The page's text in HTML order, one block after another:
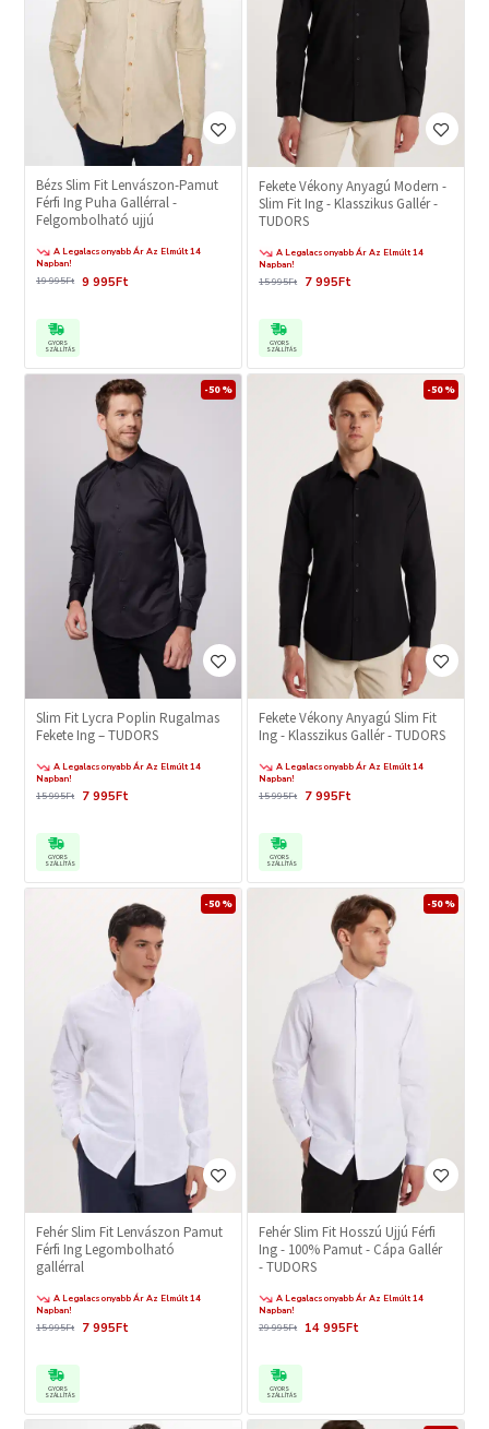
Bézs Slim Fit Lenvászon-Pamut
Férfi Ing Puha Gallérral -
Felgombolható ujjú
A Legalacsonyabb Ár Az Elmúlt 14
Napban!
9 995Ft
19 995Ft
GYORS
SZÁLLÍTÁS
Fekete Vékony Anyagú Modern -
Slim Fit Ing - Klasszikus Gallér -
TUDORS
A Legalacsonyabb Ár Az Elmúlt 14
Napban!
7 995Ft
15 995Ft
GYORS
SZÁLLÍTÁS
-50 %
Slim Fit Lycra Poplin Rugalmas
Fekete Ing – TUDORS
A Legalacsonyabb Ár Az Elmúlt 14
Napban!
7 995Ft
15 995Ft
GYORS
SZÁLLÍTÁS
-50 %
Fekete Vékony Anyagú Slim Fit
Ing - Klasszikus Gallér - TUDORS
A Legalacsonyabb Ár Az Elmúlt 14
Napban!
7 995Ft
15 995Ft
GYORS
SZÁLLÍTÁS
-50 %
Fehér Slim Fit Lenvászon Pamut
Férfi Ing Legombolható
gallérral
A Legalacsonyabb Ár Az Elmúlt 14
Napban!
7 995Ft
15 995Ft
GYORS
SZÁLLÍTÁS
-50 %
Fehér Slim Fit Hosszú Ujjú Férfi
Ing - 100% Pamut - Cápa Gallér
- TUDORS
A Legalacsonyabb Ár Az Elmúlt 14
Napban!
14 995Ft
29 995Ft
GYORS
SZÁLLÍTÁS